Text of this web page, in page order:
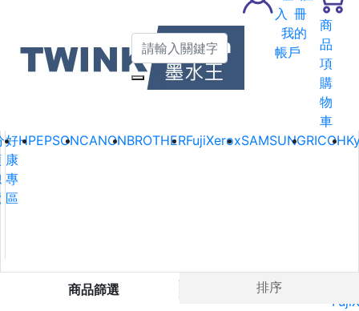
入 冊
我的
帳戶
商
品
項
購
物
車
好
康
專
區
HPEPSONCANONBROTHERFujiXeroxSAMSUNGRICOH
商品篩選 排序